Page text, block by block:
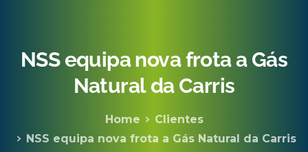
NSS equipanovafrotaa Gás
Natural da Carris
Home
Clientes
NSS equipa nova frota a Gás Natural da Carris